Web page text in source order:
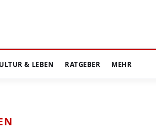
& LEBEN RATGEBER MEHR